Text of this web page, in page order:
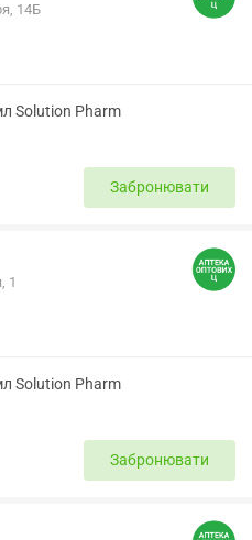
14Б
Solution Pharm
Забронювати
1
Solution Pharm
Забронювати